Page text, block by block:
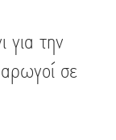
σε